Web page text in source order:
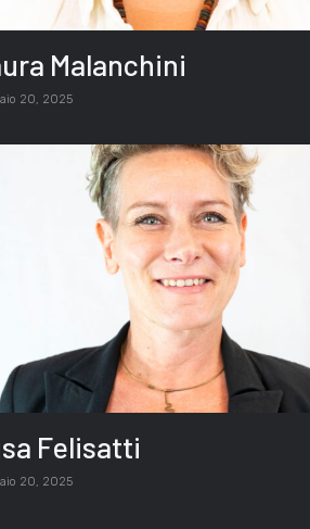
Malanchini
20, 2025
Felisatti
20, 2025